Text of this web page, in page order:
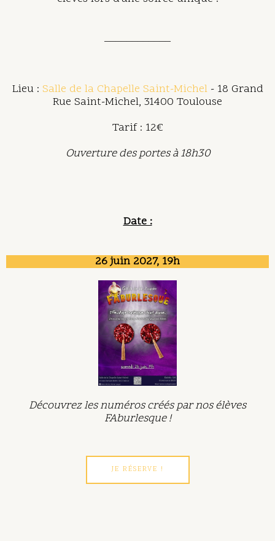
____________
Lieu : Salle de la Chapelle Saint-Michel- 18 Grand
Rue Saint-Michel, 31400 Toulouse
Tarif : 12€
Ouverture des portes à 18h30
Date :
26 juin 2027, 19h
Découvrez les numéros créés par nos élèves
FAburlesque !
JE RÉSERVE !